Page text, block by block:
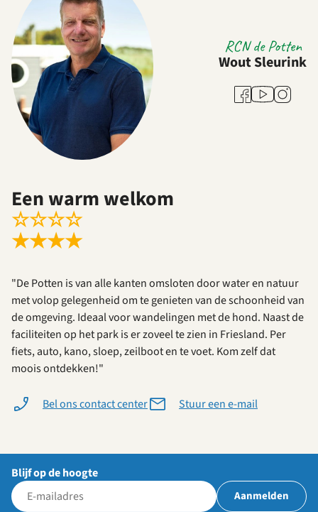
RCN de Potten
Wout Sleurink
Facebook
Youtube
Een warm welkom
☆☆☆☆
★★★★
"De Potten is van alle kanten omsloten door water en natuur
met volop gelegenheid om te genieten van de schoonheid van
de omgeving. Ideaal voor wandelingen met de hond. Naast de
faciliteiten op het park is er zoveel te zien in Friesland. Per
fiets, auto, kano, sloep, zeilboot en te voet. Kom zelf dat
moois ontdekken!"
Bel ons contact center Stuur een e-mail
Blijf op de hoogte
Aanmelden